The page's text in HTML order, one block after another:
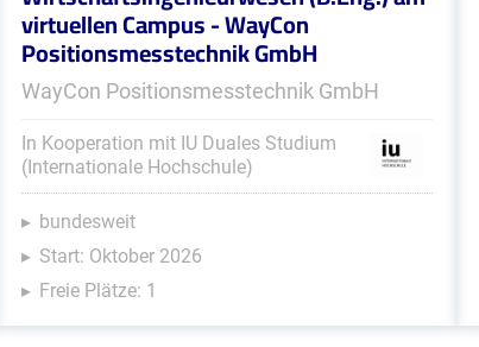
virtuellen Campus - WayCon
Positionsmesstechnik GmbH
WayCon Positionsmesstechnik GmbH
In Kooperation mit IU Duales Studium
(Internationale Hochschule)
bundesweit
Start: Oktober 2026
Freie Plätze: 1